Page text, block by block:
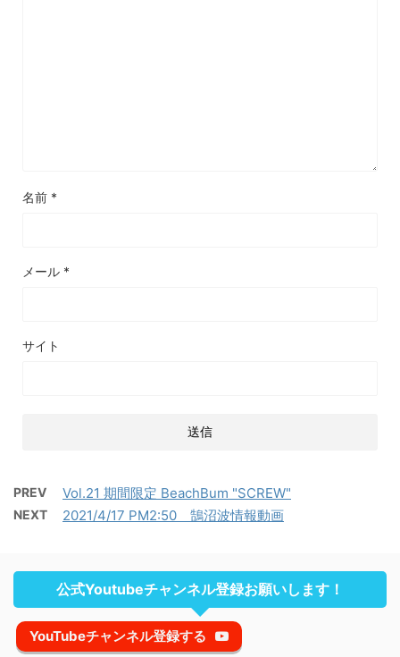
名前 *
メール *
サイト
PREV Vol.21 期間限定 BeachBum "SCREW"
NEXT 2021/4/17 PM2:50 鵠沼波情報動画
公式Youtubeチャンネル登録お願いします！
YouTubeチャンネル登録する